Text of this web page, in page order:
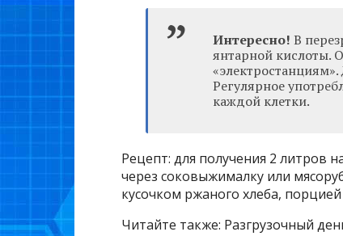
Интересно! В
янтарной кислоты.
Регулярное
каждой клетки.
Рецепт: для получения 2 литров
через соковыжималку или
кусочком ржаного хлеба,
Читайте также: Разгрузочный